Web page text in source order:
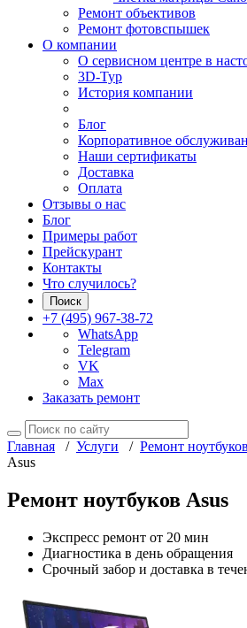
Ремонт объективов
Ремонт фотовспышек
О компании
О сервисном центре в
3D-Тур
История компании
Блог
Корпоративное
Наши сертификаты
Доставка
Оплата
Отзывы о нас
Блог
Примеры работ
Прейскурант
Контакты
Что случилось?
Поиск
+7 (495) 967-38-72
WhatsApp
Telegram
VK
Max
Заказать ремонт
Главная / Услуги / Ремонт ноутбуков
Asus
Ремонт ноутбуков Asus
Экспресс ремонт от 20 мин
Диагностика в день обращения
Срочный забор и доставка в